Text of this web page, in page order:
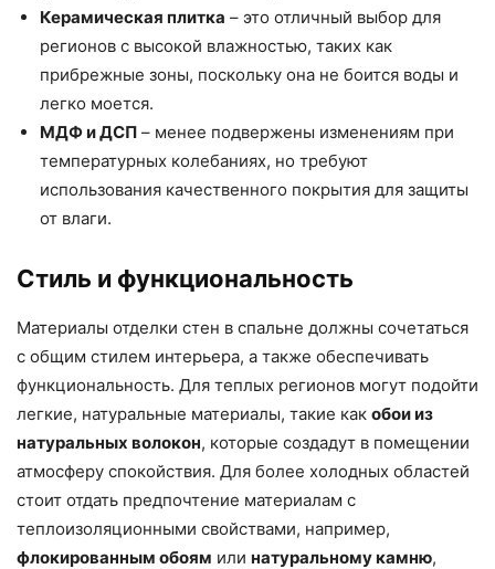
Керамическая плитка – это отличный выбор для
регионов с высокой влажностью, таких как
прибрежные зоны, поскольку она не боится воды и
легко моется.
МДФ и ДСП – менее подвержены изменениям при
температурных колебаниях, но требуют
использования качественного покрытия для защиты
от влаги.
Стиль и функциональность
Материалы отделки стен в спальне должны сочетаться
с общим стилем интерьера, а также обеспечивать
функциональность. Для теплых регионов могут подойти
легкие, натуральные материалы, такие как обои из
натуральных волокон, которые создадут в помещении
атмосферу спокойствия. Для более холодных областей
стоит отдать предпочтение материалам с
теплоизоляционными свойствами, например,
флокированным обоям или натуральному камню,